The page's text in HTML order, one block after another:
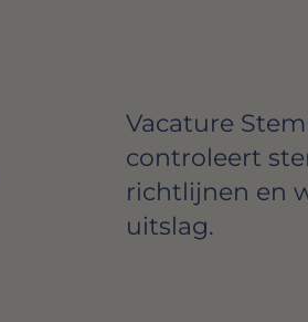
Vacature
controleert
richtlijnen en
uitslag.